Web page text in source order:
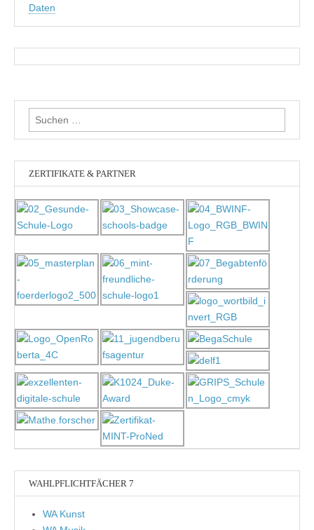
Daten
Suchen
nach:
ZERTIFIKATE & PARTNER
WAHLPFLICHTFÄCHER 7
WA Kunst